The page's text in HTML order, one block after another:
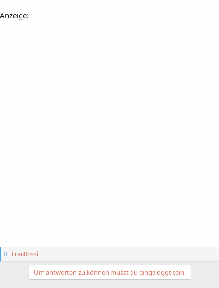
Anzeige:
G
e
FrauRossi
Um antworten zu können musst du eingeloggt sein.